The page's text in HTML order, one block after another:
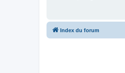
Index du forum